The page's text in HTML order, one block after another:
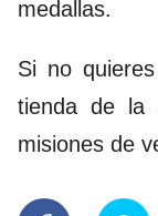
medallas.
Si no
tienda de la
misiones de